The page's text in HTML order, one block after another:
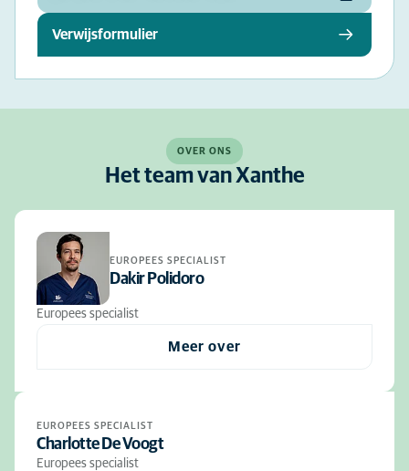
Verwijsformulier
OVER ONS
Het team van Xanthe
EUROPEES SPECIALIST
Dakir Polidoro
Europees specialist
Meer over
EUROPEES SPECIALIST
Charlotte De Voogt
Europees specialist